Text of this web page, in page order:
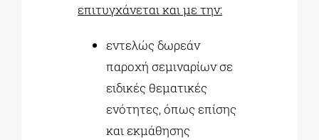
επιτυγχάνεται και με την:
εντελώς δωρεάν
παροχή σεμιναρίων σε
ειδικές θεματικές
ενότητες, όπως επίσης
και εκμάθησης